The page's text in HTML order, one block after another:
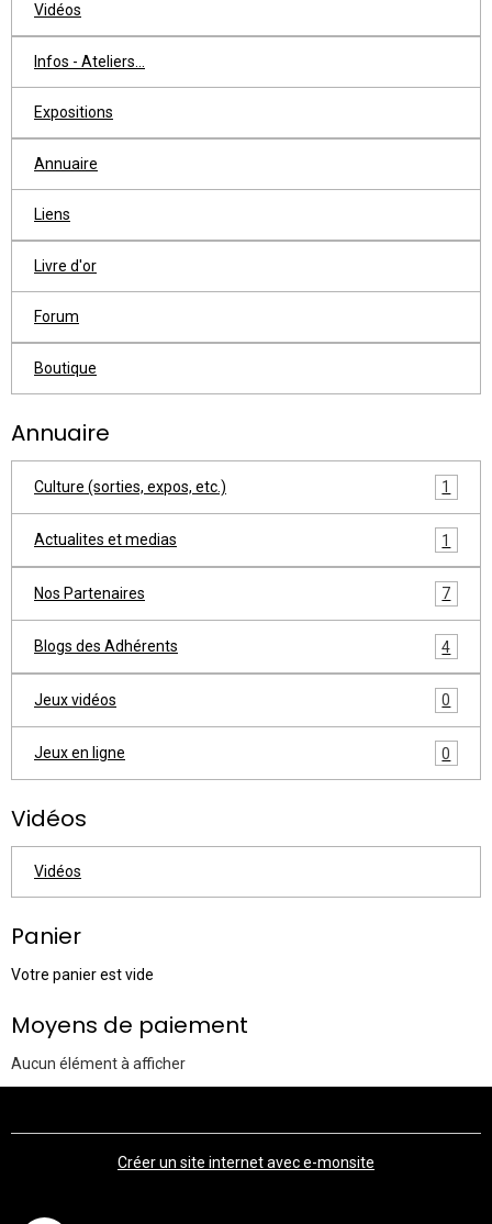
Vidéos
Infos - Ateliers...
Expositions
Annuaire
Liens
Livre d'or
Forum
Boutique
Annuaire
Culture (sorties, expos, etc.) 1
Actualites et medias 1
Nos Partenaires 7
Blogs des Adhérents 4
Jeux vidéos 0
Jeux en ligne 0
Vidéos
Vidéos
Panier
Votre panier est vide
Moyens de paiement
Aucun élément à afficher
Créer un site internet avec e-monsite